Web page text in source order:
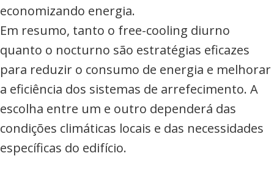
economizando energia.
Em resumo, tanto o free-cooling diurno
quanto o nocturno são estratégias eficazes
para reduzir o consumo de energia e melhorar
a eficiência dos sistemas de arrefecimento. A
escolha entre um e outro dependerá das
condições climáticas locais e das necessidades
específicas do edifício.